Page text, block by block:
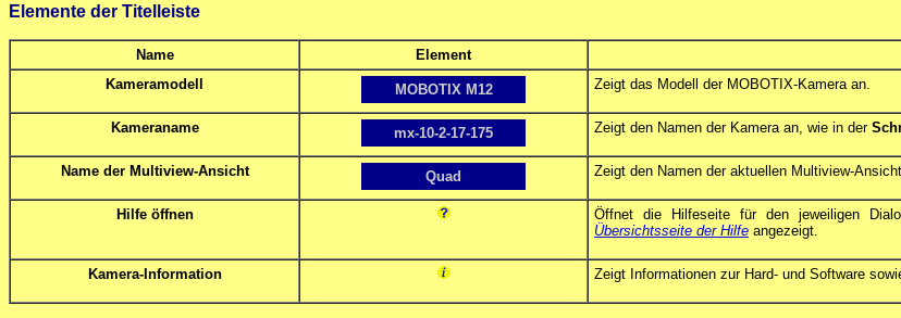
Elemente der Titelleiste
Name Element
Kameramodell
MOBOTIX M12 Zeigt das Modell der MOBOTIX-Kamera an.
Kameraname mx-10-2-17-175 Zeigt den Namen der Kamera an, wie in der
Name der Multiview-Ansicht Quad Zeigt den Namen der aktuellen Multiview-
Hilfe öffnen
Öffnet die Hilfeseite für den jeweiligen
Übersichtsseite der Hilfe angezeigt.
Kamera-Information Zeigt Informationen zur Hard- und Software